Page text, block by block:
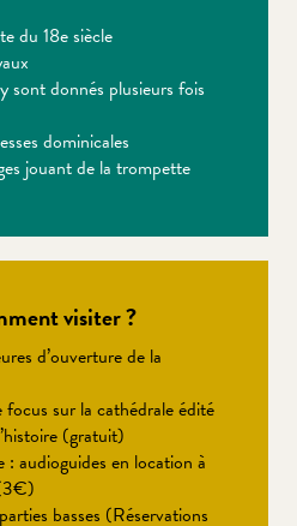
du 18e siècle
sont donnés plusieurs fois
dominicales
jouant de la trompette
visiter ?
d’ouverture de la
focus sur la cathédrale édité
(gratuit)
: audioguides en location à
basses (Réservations